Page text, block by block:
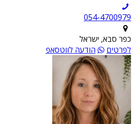
054-4700979
כפר סבא, ישראל
לפרטים
הודעה לווטסאפ